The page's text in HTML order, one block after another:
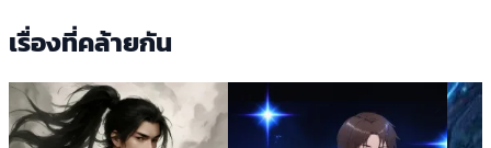
เรื่องที่คล้ายกัน